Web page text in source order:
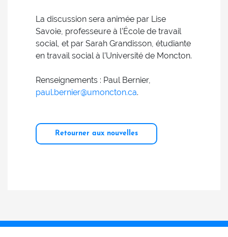
La discussion sera animée par Lise
Savoie, professeure à l’École de travail
social, et par Sarah Grandisson, étudiante
en travail social à l’Université de Moncton.
Renseignements : Paul Bernier,
paul.bernier@umoncton.ca.
Retourner aux nouvelles